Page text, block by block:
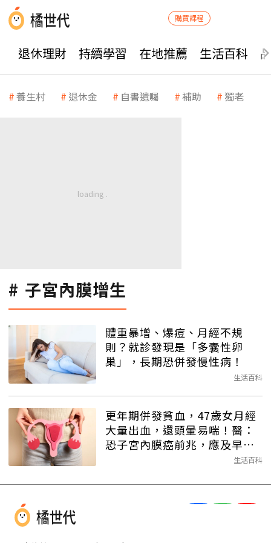
購買課程
退休理財 持續學習 在地推薦 生活百科
養生村 退休金 自書遺囑 補助 獨老
子宮內膜增生
體重暴增、爆痘、月經不規
則？就診發現是「多囊性卵
巢」，長期恐併發慢性病！
生活百科
更年期併發貧血，47歲女月經
大量出血，還頭暈易喘！醫：
恐子宮內膜癌前兆，應及早就
生活百科